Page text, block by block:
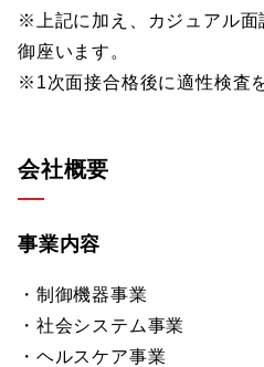
※上記に加え、カジュアル面
御座います。
※1次面接合格後に適性検査
会社概要
事業内容
・制御機器事業
・社会システム事業
・ヘルスケア事業